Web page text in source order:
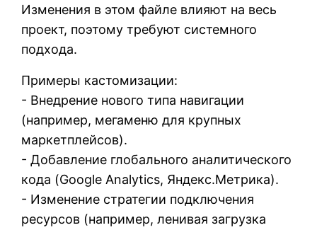
Изменения в этом файле влияют на весь
проект, поэтому требуют системного
подхода.
Примеры кастомизации:
- Внедрение нового типа навигации
(например, мегаменю для крупных
маркетплейсов).
- Добавление глобального аналитического
кода (Google Analytics, Яндекс.Метрика).
- Изменение стратегии подключения
ресурсов (например, ленивая загрузка